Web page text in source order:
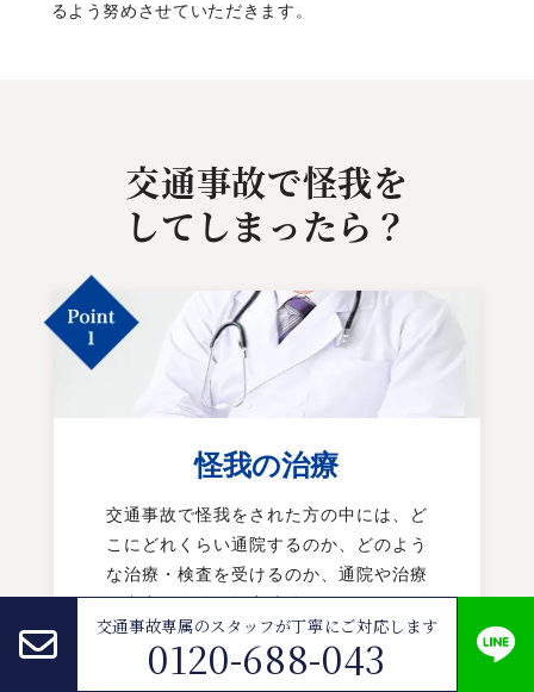
るよう努めさせていただきます。
交通事故で怪我を
してしまったら？
怪我の治療
交通事故で怪我をされた方の中には、ど
こにどれくらい通院するのか、どのよう
な治療・検査を受けるのか、通院や治療
の内容が今後の損害賠償にどのように影
響するのかなど、通院や治療についての
疑問や不安を抱えている方もいるかと思
交通事故専属のスタッフが丁寧にご対応します
0120-688-043